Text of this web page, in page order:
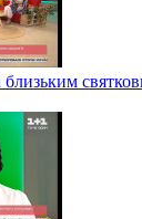
близьким